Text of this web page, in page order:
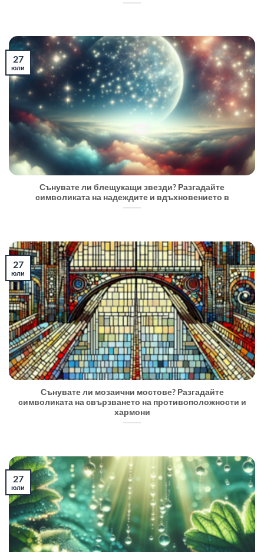
Сънувате ли блещукащи звезди? Разгадайте
символиката на надеждите и вдъхновението в
27
юли
Сънувате ли мозаични мостове? Разгадайте
символиката на свързването на противоположности и
хармони
27
юли
27
юли